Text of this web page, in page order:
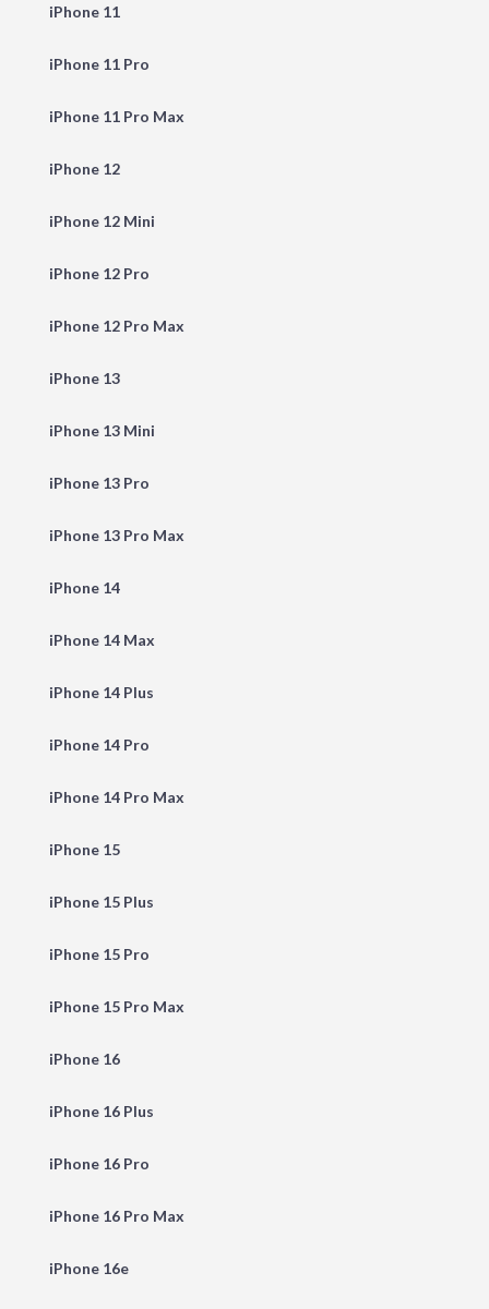
iPhone 11
iPhone 11 Pro
iPhone 11 Pro Max
iPhone 12
iPhone 12 Mini
iPhone 12 Pro
iPhone 12 Pro Max
iPhone 13
iPhone 13 Mini
iPhone 13 Pro
iPhone 13 Pro Max
iPhone 14
iPhone 14 Max
iPhone 14 Plus
iPhone 14 Pro
iPhone 14 Pro Max
iPhone 15
iPhone 15 Plus
iPhone 15 Pro
iPhone 15 Pro Max
iPhone 16
iPhone 16 Plus
iPhone 16 Pro
iPhone 16 Pro Max
iPhone 16e